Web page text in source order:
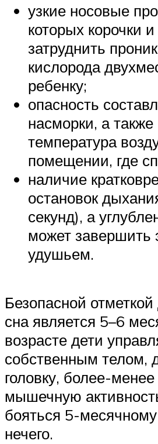
узкие носовые
которых корочки
затруднить
кислорода
ребенку;
опасность
насморки, а
температура
помещении, где
наличие
остановок
секунд), а
может завершить
удушьем.
Безопасной отметкой
сна является 5–6
возрасте дети
собственным телом,
головку, более-
мышечную
бояться 5-
нечего.